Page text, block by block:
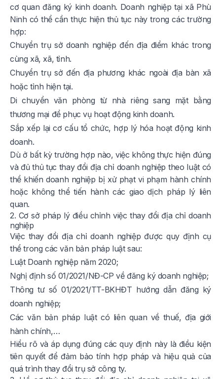
cơ quan đăng ký kinh doanh. Doanh nghiệp tại xã Phù
Ninh có thể cần thực hiện thủ tục này trong các trường
hợp:
Chuyển trụ sở doanh nghiệp đến địa điểm khác trong
cùng xã, xã, tỉnh.
Chuyển trụ sở đến địa phương khác ngoài địa bàn xã
hoặc tỉnh hiện tại.
Di chuyển văn phòng từ nhà riêng sang mặt bằng
thương mại để phục vụ hoạt động kinh doanh.
Sắp xếp lại cơ cấu tổ chức, hợp lý hóa hoạt động kinh
doanh.
Dù ở bất kỳ trường hợp nào, việc không thực hiện đúng
và đủ thủ tục thay đổi địa chỉ doanh nghiệp theo luật có
thể khiến doanh nghiệp bị xử phạt vi phạm hành chính
hoặc không thể tiến hành các giao dịch pháp lý liên
quan.
2. Cơ sở pháp lý điều chỉnh việc thay đổi địa chỉ doanh
nghiệp
Việc thay đổi địa chỉ doanh nghiệp được quy định cụ
thể trong các văn bản pháp luật sau:
Luật Doanh nghiệp năm 2020;
Nghị định số 01/2021/NĐ-CP về đăng ký doanh nghiệp;
Thông tư số 01/2021/TT-BKHĐT hướng dẫn đăng ký
doanh nghiệp;
Các văn bản pháp luật có liên quan về thuế, địa giới
hành chính,…
Hiểu rõ và áp dụng đúng các quy định này là điều kiện
tiên quyết để đảm bảo tính hợp pháp và hiệu quả của
quá trình thay đổi trụ sở công ty.